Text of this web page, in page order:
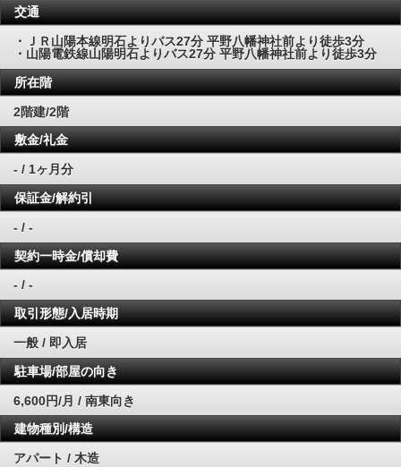
交通
・ＪＲ山陽本線明石よりバス27分 平野八幡神社前より徒歩3分
・山陽電鉄線山陽明石よりバス27分 平野八幡神社前より徒歩3分
所在階
2階建/2階
敷金/礼金
- / 1ヶ月分
保証金/解約引
- / -
契約一時金/償却費
- / -
取引形態/入居時期
一般 / 即入居
駐車場/部屋の向き
6,600円/月 / 南東向き
建物種別/構造
アパート / 木造